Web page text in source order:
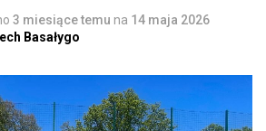
3 miesiące temu na 14 maja 2026
Basałygo